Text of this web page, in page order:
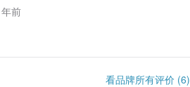
前
看品牌所有评价 (6)